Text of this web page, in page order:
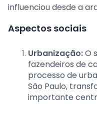
influenciou desde a
Aspectos sociais
Urbanização:O
fazendeiros de
processo de
São Paulo,
importante